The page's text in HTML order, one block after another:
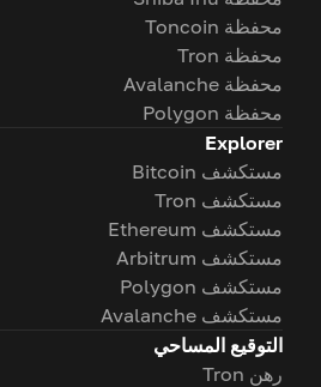
محفظة Toncoin
محفظة Tron
محفظة Avalanche
محفظة Polygon
Explorer
مستكشف Bitcoin
مستكشف Tron
مستكشف Ethereum
مستكشف Arbitrum
مستكشف Polygon
مستكشف Avalanche
التوقيع المساحي
رهن Tron